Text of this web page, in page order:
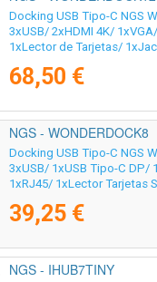
Docking USB Tipo-C NGS
3xUSB/ 2xHDMI 4K/
1xLector de Tarjetas/
68,50 €
NGS - WONDERDOCK8
Docking USB Tipo-C NGS
3xUSB/ 1xUSB Tipo-C DP/
1xRJ45/ 1xLector Tarjetas
39,25 €
NGS - IHUB7TINY